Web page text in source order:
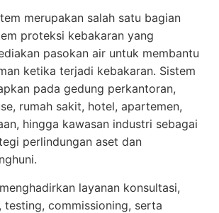
merupakan salah satu bagian
proteksi kebakaran yang
pasokan air untuk membantu
ketika terjadi kebakaran. Sistem
pada gedung perkantoran,
rumah sakit, hotel, apartemen,
hingga kawasan industri sebagai
perlindungan aset dan
layanan konsultasi,
testing, commissioning, serta